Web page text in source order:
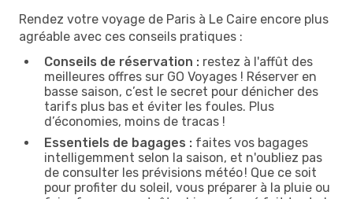
Rendez votre voyage de Paris à Le Caire encore plus
agréable avec ces conseils pratiques :
Conseils de réservation : restez à l'affût des
meilleures offres sur GO Voyages ! Réserver en
basse saison, c’est le secret pour dénicher des
tarifs plus bas et éviter les foules. Plus
d’économies, moins de tracas !
Essentiels de bagages : faites vos bagages
intelligemment selon la saison, et n'oubliez pas
de consulter les prévisions météo ! Que ce soit
pour profiter du soleil, vous préparer à la pluie ou